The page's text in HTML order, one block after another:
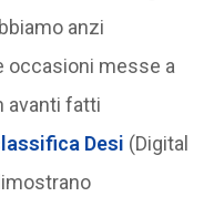
anzi
occasioni messe a
avanti fatti
Desi (Digital